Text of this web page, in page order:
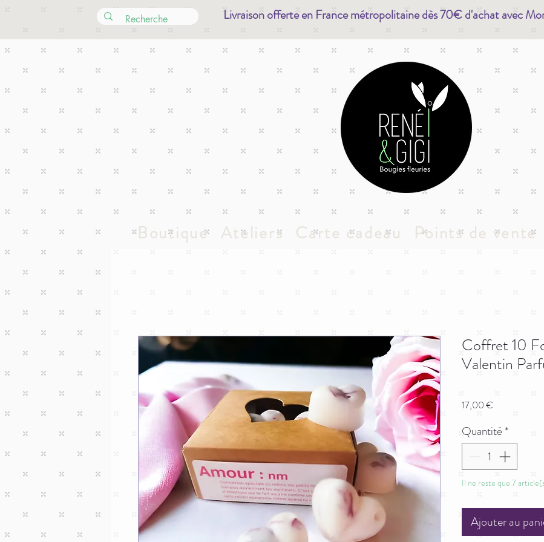
Livraison offerte en France métropolitaine dès 70€ d'achat avec
Coffret 10
Valentin
17,00 €
Quantité *
Il ne reste que 7
Ajouter au
Boutique Ateliers Carte cadeau Points de vente